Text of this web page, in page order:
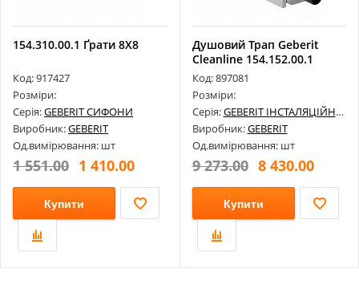
154.310.00.1 Ґрати 8Х8
Код: 917427
Розміри:
Серія:GEBERIT СИФОНИ
Виробник:GEBERIT
Од.вимірювання: шт
1 551.00 1 410.00
Купити
Душовий Трап Geberit
Cleanline 154.152.00.1
Код: 897081
Розміри:
Серія:GEBERIT ІНСТАЛЯЦІЙНІ СИСТЕМИ
Виробник:GEBERIT
Од.вимірювання: шт
9 273.00 8 430.00
Купити